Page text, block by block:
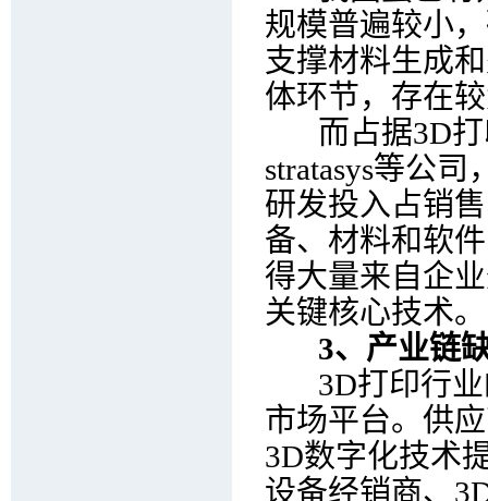
规模普遍较小
支撑材料生成
体环节，存在
而占据3D打
stratasys等公
研发投入占销
备、材料和软
得大量来自企
关键核心技术。
3、产业链
3D打印行业
市场平台。供
3D数字化技术
设备经销商、